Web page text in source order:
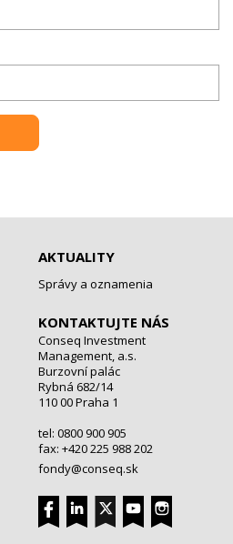
AKTUALITY
Správy a oznamenia
KONTAKTUJTE NÁS
Conseq Investment
Management, a.s.
Burzovní palác
Rybná 682/14
110 00 Praha 1
tel: 0800 900 905
fax: +420 225 988 202
fondy@conseq.sk